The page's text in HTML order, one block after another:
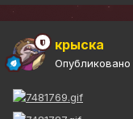
крыска
Опубликовано